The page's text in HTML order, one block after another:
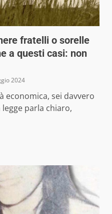
fratelli o sorelle
a questi casi: non
2024
economica, sei davvero
parla chiaro,